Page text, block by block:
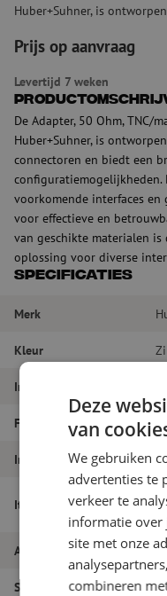
Huber+Suhner, is
Prijs op aanvraag
Levertijd 7 weken
De Adapter, 50 Ohm, TNC/
Huber+Suhner, is
connectoren en biedt een
configuratiemogelijkheden.
voorkomende interfaces
voor effectieve en
van geschikte materialen
oplossing voor diverse
Specificaties
Merk
Kleur
Impedantie
Frequentiebereik
Interface
Itemnaam
Artikelnummer
Soort product
Deze
van
We gebruiken
advertenties te
verkeer te
informatie over
site met onze
combineren